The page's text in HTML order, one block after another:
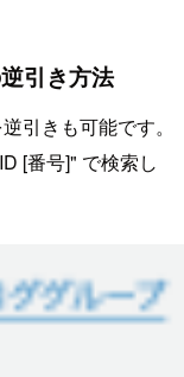
引き方法
引きも可能です。
[番号]" で検索し